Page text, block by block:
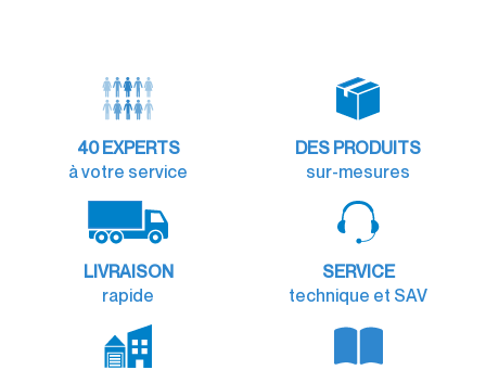
40 EXPERTS
à votre service
DES PRODUITS
sur-mesures
LIVRAISON
rapide
SERVICE
technique et SAV